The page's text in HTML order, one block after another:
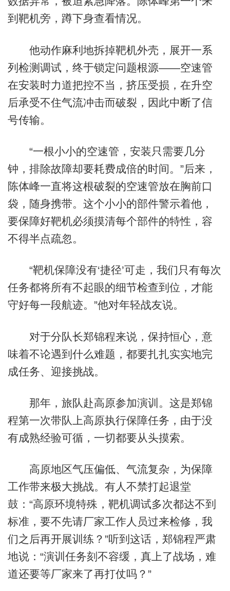
到靶机旁，蹲下身查看情况。
他动作麻利地拆掉靶机外壳，展开一系
列检测调试，终于锁定问题根源——空速管
在安装时力道把控不当，挤压受损，在升空
后承受不住气流冲击而破裂，因此中断了信
号传输。
“一根小小的空速管，安装只需要几分
钟，排除故障却要耗费成倍的时间。”后来，
陈体峰一直将这根破裂的空速管放在胸前口
袋，随身携带。这个小小的部件警示着他，
要保障好靶机必须摸清每个部件的特性，容
不得半点疏忽。
“靶机保障没有‘捷径’可走，我们只有每次
任务都将所有不起眼的细节检查到位，才能
守好每一段航迹。”他对年轻战友说。
对于分队长郑锦程来说，保持恒心，意
味着不论遇到什么难题，都要扎扎实实地完
成任务、迎接挑战。
那年，旅队赴高原参加演训。这是郑锦
程第一次带队上高原执行保障任务，由于没
有成熟经验可循，一切都要从头摸索。
高原地区气压偏低、气流复杂，为保障
工作带来极大挑战。有人不禁打起退堂
鼓：“高原环境特殊，靶机调试多次都达不到
标准，要不先请厂家工作人员过来检修，我
们之后再开展训练？”听到这话，郑锦程严肃
地说：“演训任务刻不容缓，真上了战场，难
道还要等厂家来了再打仗吗？”